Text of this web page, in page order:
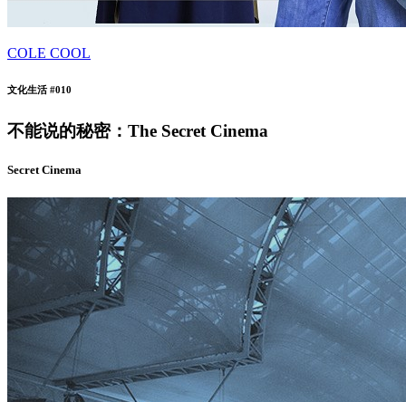
COLE COOL
文化生活 #010
不能说的秘密：The Secret Cinema
Secret Cinema